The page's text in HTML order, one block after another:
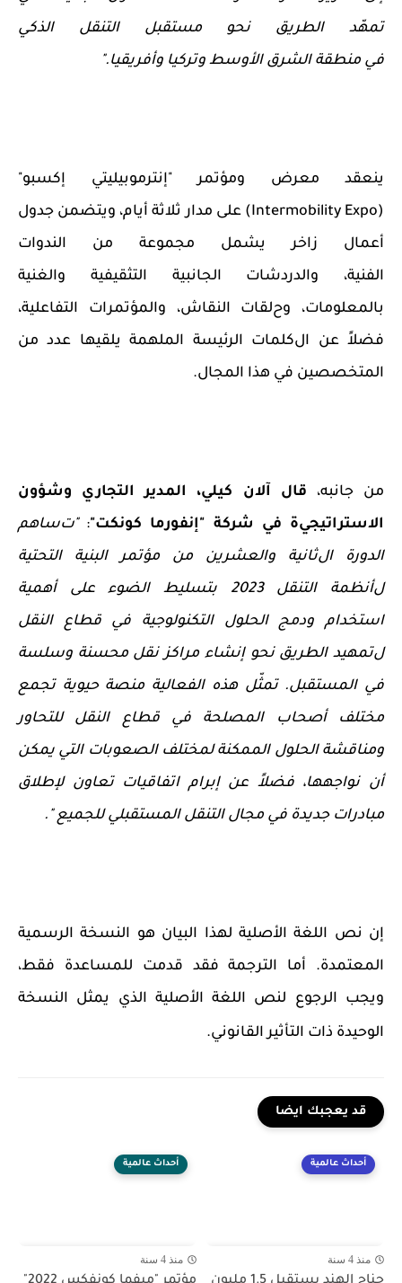
تمهّد الطريق نحومستقبل التنقل الذكي
في منطقة الشرق الأوسط وتركيا وأفريقيا."
ينعقد معرض ومؤتمر "إنترموبيليتي إكسبو"
(
Intermobility Expo) على مدار ثلاثة أيام، ويتضمن جدول
أعمال زاخر يشمل مجموعة من الندوات
الفنية، والدردشات الجانبية التثقيفية والغنية
بالمعلومات، وحلقات النقاش، والمؤتمرات التفاعلية،
فضلاً عن الكلمات الرئيسة الملهمة
يلقيها عدد من
المتخصصين في هذا المجال.
من جانبه، قال آلان كيلي، المدير التجاري وشؤون
الاستراتيجية في شركة "إنفورما كونكت"
:"تساهم
الدورة الثانية والعشرين من مؤتمر البنية التحتية
لأنظمة التنقل 2023 بتسليط الضوءعلى أهمية
استخدام ودمجالحلول التكنولوجية فيقطاع النقل
لتمهيد الطريق نحو إنشاء مراكز نقلمحسنة وسلسة
في المستقبل.تمثّل هذه الفعالية منصة حيوية تجمع
مختلف أصحاب المصلحة في قطاع النقلللتحاور
ومناقشة الحلولالممكنة لمختلف الصعوباتالتي يمكن
أن نواجهها، فضلاً عن إبرام اتفاقياتتعاونلإطلاق
مبادرات جديدة في مجال التنقل المستقبلي للجميع ".
إن نص اللغة الأصلية لهذا البيان هو النسخة الرسمية
المعتمدة. أما الترجمة فقد قدمت للمساعدة فقط،
ويجب الرجوع لنص اللغة الأصلية الذي يمثل النسخة
الوحيدة ذات التأثير القانوني.
قد يعجبك ايضا
أحداث عالمية
منذ 4 سنة
أحداث عالمية
منذ 4 سنة